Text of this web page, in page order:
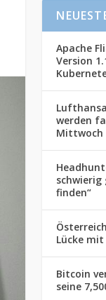
Apache
Version
werden
Mittwoch
finden“
Lücke
Bitcoin
seine